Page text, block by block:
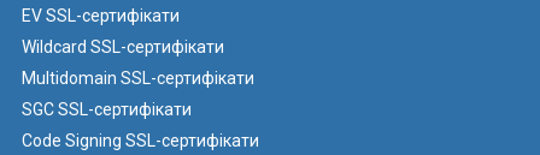
EV SSL-сертифікати
Wildcard SSL-сертифікати
Multidomain SSL-сертифікати
SGC SSL-сертифікати
Code Signing SSL-сертифікати